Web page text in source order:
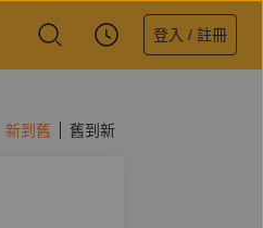
登入 / 註冊
新到舊 舊到新